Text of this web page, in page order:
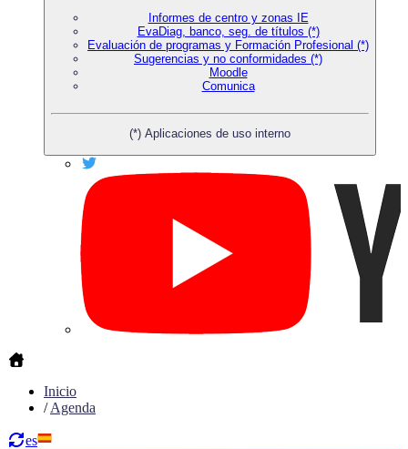
Informes de centro y zonas IE
EvaDiag, banco, seg. de títulos (*)
Evaluación de programas y Formación Profesional (*)
Sugerencias y no conformidades (*)
Moodle
Comunica
(*) Aplicaciones de uso interno
Inicio
/Agenda
es